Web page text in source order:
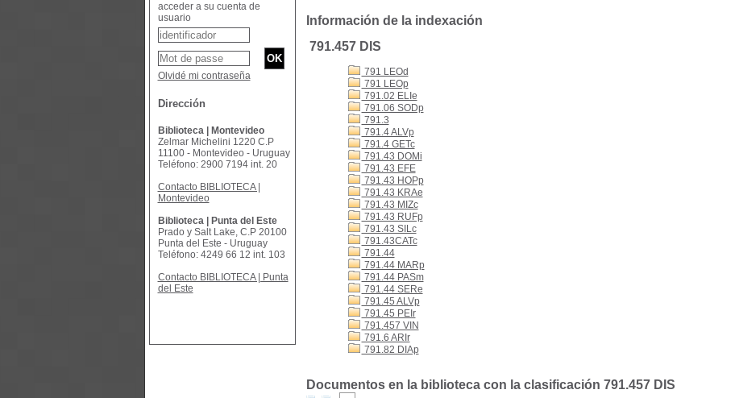
Información de la indexación
791.457 DIS
791 LEOd
791 LEOp
791.02 ELIe
791.06 SODp
791.3
791.4 ALVp
791.4 GETc
791.43 DOMi
791.43 EFE
791.43 HOPp
791.43 KRAe
791.43 MIZc
791.43 RUFp
791.43 SILc
791.43CATc
791.44
791.44 MARp
791.44 PASm
791.44 SERe
791.45 ALVp
791.45 PEIr
791.457 VIN
791.6 ARIr
791.82 DIAp
Documentos en la biblioteca con la clasificación 791.457 DIS
acceder a su cuenta de
usuario
Olvidé mi contraseña
Dirección
Biblioteca | Montevideo
Zelmar Michelini 1220 C.P
11100 - Montevideo - Uruguay
Teléfono: 2900 7194 int. 20
Contacto BIBLIOTECA |
Montevideo
Biblioteca | Punta del Este
Prado y Salt Lake, C.P 20100
Punta del Este - Uruguay
Teléfono: 4249 66 12 int. 103
Contacto BIBLIOTECA | Punta
del Este